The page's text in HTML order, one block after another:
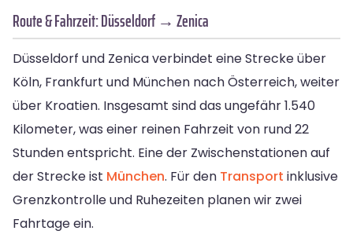
Route & Fahrzeit: Düsseldorf → Zenica
Düsseldorf und Zenica verbindet eine Strecke über
Köln, Frankfurt und München nach Österreich, weiter
über Kroatien. Insgesamt sind das ungefähr 1.540
Kilometer, was einer reinen Fahrzeit von rund 22
Stunden entspricht. Eine der Zwischenstationen auf
der Strecke ist München. Für den Transport inklusive
Grenzkontrolle und Ruhezeiten planen wir zwei
Fahrtage ein.